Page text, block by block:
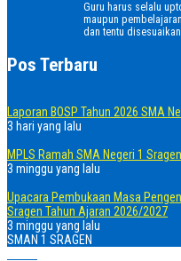
Guru harus selalu
maupun
dan tentu
Pos Terbaru
Laporan BOSP Tahun 2026 SMA
3 hari yang lalu
MPLS Ramah SMA Negeri 1
3 minggu yang lalu
Upacara Pembukaan Masa
Sragen Tahun Ajaran 2026/2027
3 minggu yang lalu
SMAN 1 SRAGEN